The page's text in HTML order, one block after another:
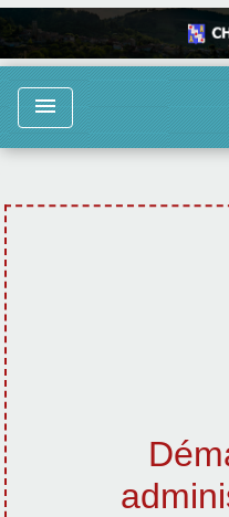
menu